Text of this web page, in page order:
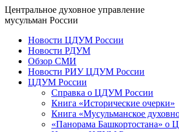
Центральное духовное управление
мусульман России
Новости ЦДУМ России
Новости РДУМ
Обзор СМИ
Новости РИУ ЦДУМ России
ЦДУМ России
Справка о ЦДУМ России
Книга «Исторические очерки»
Книга «Мусульманское
«Панорама Башкортостана» о